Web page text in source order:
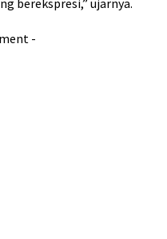
berekspresi,” ujarnya.
-